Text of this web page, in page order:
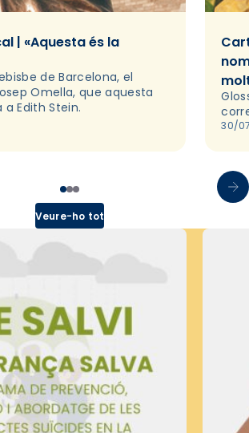
| «Aquesta és la
de Barcelona, el
Omella, que aquesta
Edith Stein.
30/
Veure-ho tot